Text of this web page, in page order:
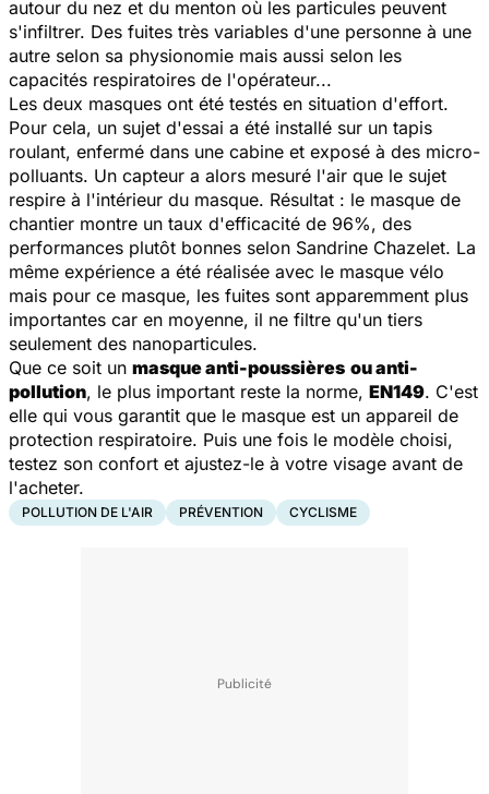
autour du nez et du menton où les particules peuvent
s'infiltrer. Des fuites très variables d'une personne à une
autre selon sa physionomie mais aussi selon les
capacités respiratoires de l'opérateur...
Les deux masques ont été testés en situation d'effort.
Pour cela, un sujet d'essai a été installé sur un tapis
roulant, enfermé dans une cabine et exposé à des micro-
polluants. Un capteur a alors mesuré l'air que le sujet
respire à l'intérieur du masque. Résultat : le masque de
chantier montre un taux d'efficacité de 96%, des
performances plutôt bonnes selon Sandrine Chazelet. La
même expérience a été réalisée avec le masque vélo
mais pour ce masque, les fuites sont apparemment plus
importantes car en moyenne, il ne filtre qu'un tiers
seulement des nanoparticules.
Que ce soit un masque anti-poussières ou anti-
pollution, le plus important reste la norme, EN149. C'est
elle qui vous garantit que le masque est un appareil de
protection respiratoire. Puis une fois le modèle choisi,
testez son confort et ajustez-le à votre visage avant de
l'acheter.
POLLUTION DE L'AIR PRÉVENTION CYCLISME